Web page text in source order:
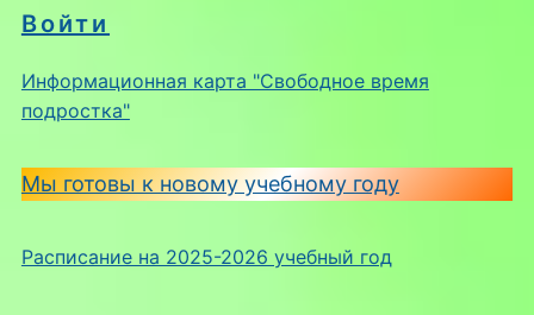
Войти
Информационная карта "Свободное время
подростка"
Мы готовы к новому учебному году
Расписание на 2025-2026 учебный год